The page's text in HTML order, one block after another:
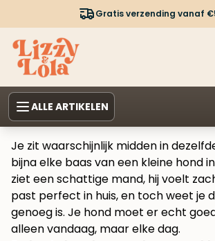
Gratis verzending vanaf
ALLE ARTIKELEN
Je zit waarschijnlijk midden in
bijna elke baas van een kleine hond
ziet een schattige mand, hij voelt
past perfect in huis, en toch weet je
genoeg is. Je hond moet er echt
alleen vandaag, maar elke dag.